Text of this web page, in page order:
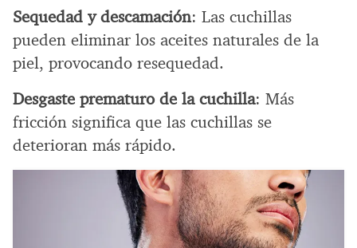
Sequedad y descamación: Las cuchillas
pueden eliminar los aceites naturales de la
piel, provocando resequedad.
Desgaste prematuro de la cuchilla: Más
fricción significa que las cuchillas se
deterioran más rápido.